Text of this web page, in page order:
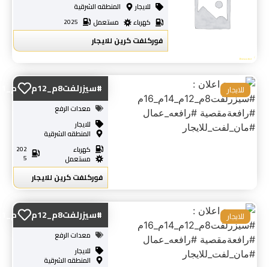
للايجار
المنطقه الشرقية
كهرباء
مستعمل 2025
فوركلفت كرين للايجار
#سيزرلفت8م_12م_14م_1...
معدات الرفع
للايجار
المنطقه الشرقية
كهرباء
مستعمل
202
5
فوركلفت كرين للايجار
للايجار
#سيزرلفت8م_12م_14م_1...
معدات الرفع
للايجار
المنطقه الشرقية
للايجار